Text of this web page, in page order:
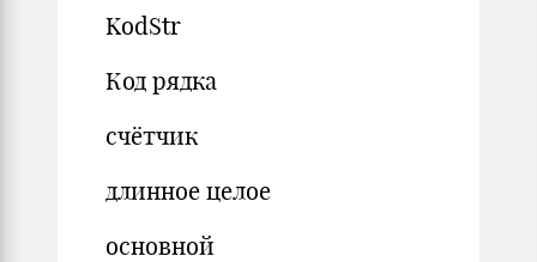
KodStr
Код рядка
счётчик
длинное целое
основной